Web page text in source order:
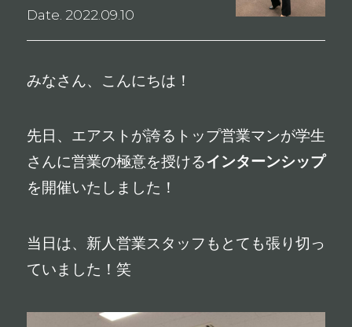
Date. 2022.09.10
みなさん、こんにちは！
先日、エアストが誇るトップ営業マンが学生
さんに営業の極意を授けるインターンシップ
を開催いたしました！
当日は、新人営業スタッフもとても張り切っ
ていました！笑